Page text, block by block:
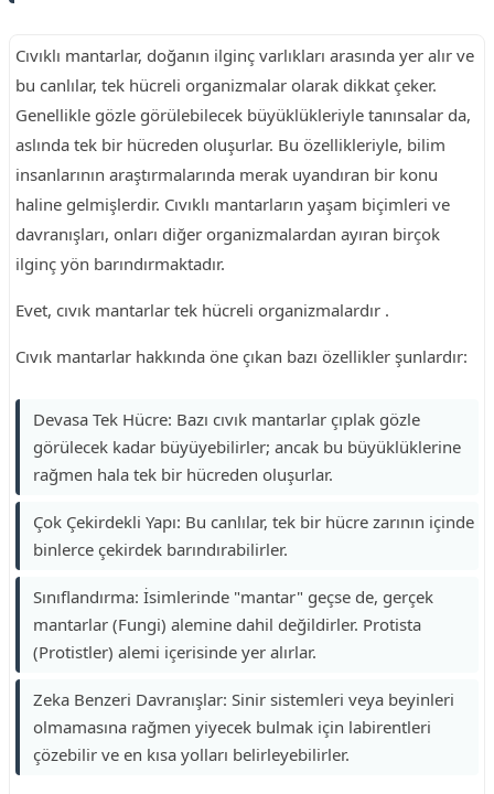
Cıvıklı mantarlar, doğanın ilginç varlıkları arasında yer alır ve
bu canlılar, tek hücreli organizmalar olarak dikkat çeker.
Genellikle gözle görülebilecek büyüklükleriyle tanınsalar da,
aslında tek bir hücreden oluşurlar. Bu özellikleriyle, bilim
insanlarının araştırmalarında merak uyandıran bir konu
haline gelmişlerdir. Cıvıklı mantarların yaşam biçimleri ve
davranışları, onları diğer organizmalardan ayıran birçok
ilginç yön barındırmaktadır.
Evet, cıvık mantarlar tek hücreli organizmalardır .
Cıvık mantarlar hakkında öne çıkan bazı özellikler şunlardır:
Devasa Tek Hücre: Bazı cıvık mantarlar çıplak gözle
görülecek kadar büyüyebilirler; ancak bu büyüklüklerine
rağmen hala tek bir hücreden oluşurlar.
Çok Çekirdekli Yapı: Bu canlılar, tek bir hücre zarının içinde
binlerce çekirdek barındırabilirler.
Sınıflandırma: İsimlerinde "mantar" geçse de, gerçek
mantarlar (Fungi) alemine dahil değildirler. Protista
(Protistler) alemi içerisinde yer alırlar.
Zeka Benzeri Davranışlar: Sinir sistemleri veya beyinleri
olmamasına rağmen yiyecek bulmak için labirentleri
çözebilir ve en kısa yolları belirleyebilirler.